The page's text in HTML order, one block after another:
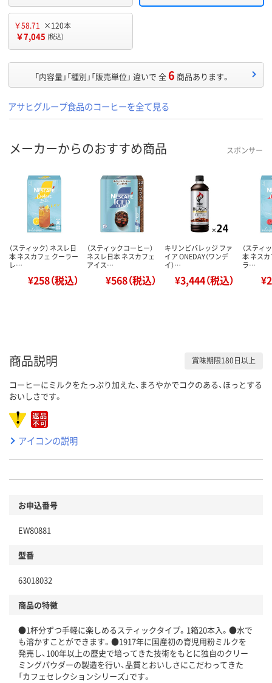
￥58.71 ×120本
￥7,045 (税込)
「内容量」「種別」「販売単位」 違いで 全6 商品あります。
アサヒグループ食品のコーヒーを全て見る
メーカーからのおすすめ商品 スポンサー
（スティック） ネスレ日
本 ネスカフェ クーラー
レ…
¥258（税込）
（スティックコーヒー）
ネスレ日本 ネスカフェ
アイス…
¥568（税込）
キリンビバレッジ ファ
イア ONEDAY（ワンデ
イ）…
¥3,444（税込）
（スティ
本 ネス
ラ…
商品説明 賞味期限180日以上
コーヒーにミルクをたっぷり加えた、まろやかでコクのある、ほっとする
おいしさです。
アイコンの説明
お申込番号
EW80881
型番
63018032
商品の特徴
●1杯分ずつ手軽に楽しめるスティックタイプ。1箱20本入。●水で
も溶かすことができます。●1917年に国産初の育児用粉ミルクを
発売し、100年以上の歴史で培ってきた技術をもとに独自のクリー
ミングパウダーの製造を行い、品質とおいしさにこだわってきた
「カフェセレクションシリーズ」です。